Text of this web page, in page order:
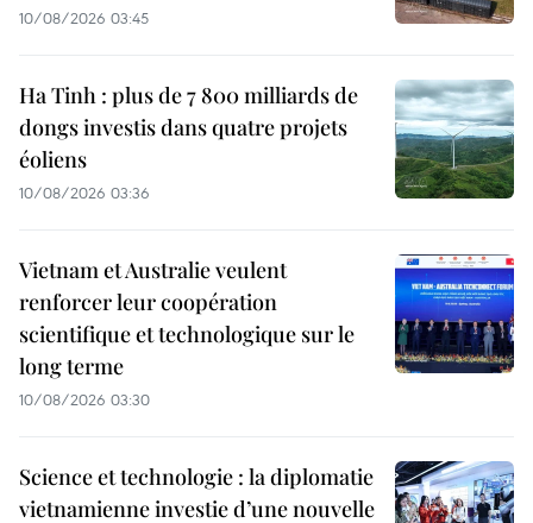
10/08/2026 03:45
Ha Tinh : plus de 7 800 milliards de
dongs investis dans quatre projets
éoliens
10/08/2026 03:36
Vietnam et Australie veulent
renforcer leur coopération
scientifique et technologique sur le
long terme
10/08/2026 03:30
Science et technologie : la diplomatie
vietnamienne investie d’une nouvelle